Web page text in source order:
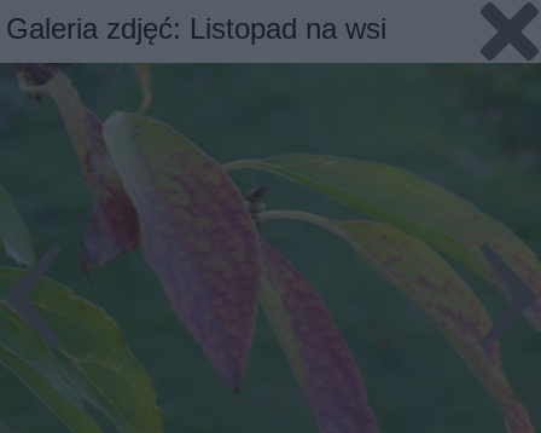
Galeria zdjęć: Listopad na wsi